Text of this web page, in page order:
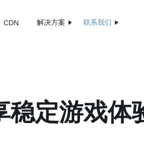
CDN 解决方案 联系我们
稳定游戏体